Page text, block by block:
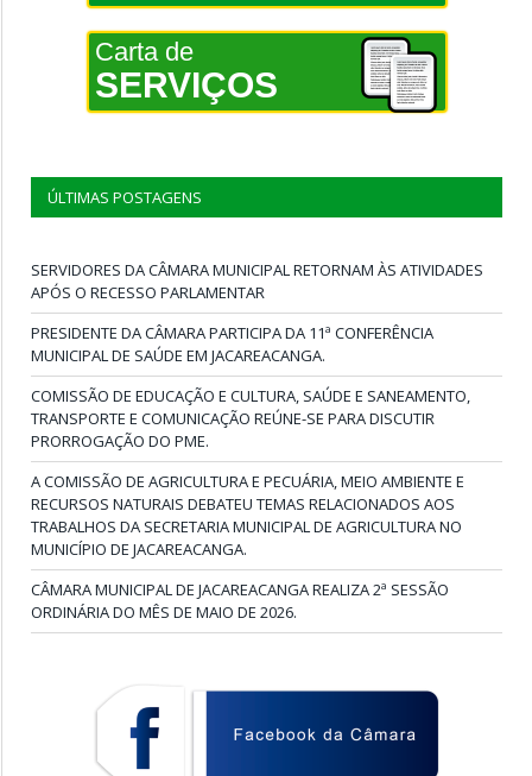
Carta de
SERVIÇOS
ÚLTIMAS POSTAGENS
SERVIDORES DA CÂMARA MUNICIPAL RETORNAM ÀS ATIVIDADES
APÓS O RECESSO PARLAMENTAR
PRESIDENTE DA CÂMARA PARTICIPA DA 11ª CONFERÊNCIA
MUNICIPAL DE SAÚDE EM JACAREACANGA.
COMISSÃO DE EDUCAÇÃO E CULTURA, SAÚDE E SANEAMENTO,
TRANSPORTE E COMUNICAÇÃO REÚNE-SE PARA DISCUTIR
PRORROGAÇÃO DO PME.
A COMISSÃO DE AGRICULTURA E PECUÁRIA, MEIO AMBIENTE E
RECURSOS NATURAIS DEBATEU TEMAS RELACIONADOS AOS
TRABALHOS DA SECRETARIA MUNICIPAL DE AGRICULTURA NO
MUNICÍPIO DE JACAREACANGA.
CÂMARA MUNICIPAL DE JACAREACANGA REALIZA 2ª SESSÃO
ORDINÁRIA DO MÊS DE MAIO DE 2026.